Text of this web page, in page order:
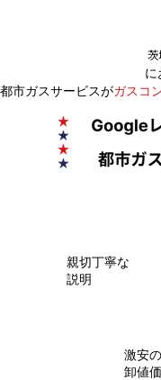
に
茨
都市ガスサービスがガスコ
親切丁寧な
説明
​激安の
卸値